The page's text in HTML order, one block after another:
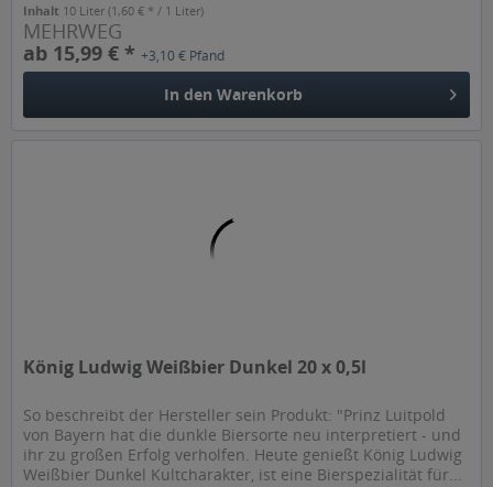
Inhalt 10 Liter(1,60 € * / 1 Liter)
MEHRWEG
ab 15,99 € *+3,10 € Pfand
In den Warenkorb
König Ludwig Weißbier Dunkel 20 x 0,5l
So beschreibt der Hersteller sein Produkt: "Prinz Luitpold
von Bayern hat die dunkle Biersorte neu interpretiert - und
ihr zu großen Erfolg verholfen. Heute genießt König Ludwig
Weißbier Dunkel Kultcharakter, ist eine Bierspezialität für...